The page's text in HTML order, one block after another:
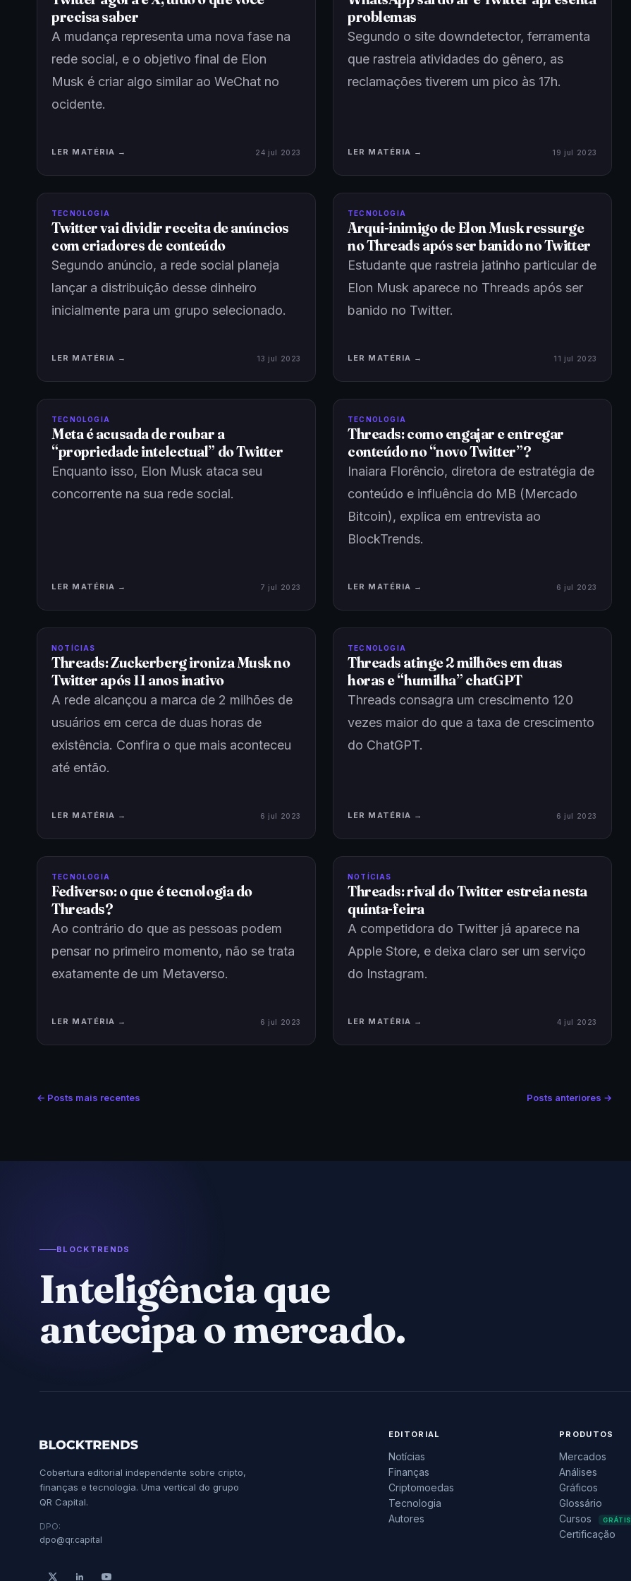
precisa saber
A mudança representa uma nova fase na
rede social, e o objetivo final de Elon
Musk é criar algo similar ao WeChat no
ocidente.
LER MATÉRIA → 24 jul 2023
problemas
Segundo o site downdetector, ferramenta
que rastreia atividades do gênero, as
reclamações tiverem um pico às 17h.
LER MATÉRIA → 19 jul 2023
TECNOLOGIA
Twitter vai dividir receita de anúncios
com criadores de conteúdo
Segundo anúncio, a rede social planeja
lançar a distribuição desse dinheiro
inicialmente para um grupo selecionado.
LER MATÉRIA → 13 jul 2023
TECNOLOGIA
Arqui-inimigo de Elon Musk ressurge
no Threads após ser banido no Twitter
Estudante que rastreia jatinho particular de
Elon Musk aparece no Threads após ser
banido no Twitter.
LER MATÉRIA → 11 jul 2023
TECNOLOGIA
Meta é acusada de roubar a
“propriedade intelectual” do Twitter
Enquanto isso, Elon Musk ataca seu
concorrente na sua rede social.
LER MATÉRIA → 7 jul 2023
TECNOLOGIA
Threads: como engajar e entregar
conteúdo no “novo Twitter”?
Inaiara Florêncio, diretora de estratégia de
conteúdo e influência do MB (Mercado
Bitcoin), explica em entrevista ao
BlockTrends.
LER MATÉRIA → 6 jul 2023
NOTÍCIAS
Threads: Zuckerberg ironiza Musk no
Twitter após 11 anos inativo
A rede alcançou a marca de 2 milhões de
usuários em cerca de duas horas de
existência. Confira o que mais aconteceu
até então.
LER MATÉRIA → 6 jul 2023
TECNOLOGIA
Threads atinge 2 milhões em duas
horas e “humilha” chatGPT
Threads consagra um crescimento 120
vezes maior do que a taxa de crescimento
do ChatGPT.
LER MATÉRIA → 6 jul 2023
TECNOLOGIA
Fediverso: o que é tecnologia do
Threads?
Ao contrário do que as pessoas podem
pensar no primeiro momento, não se trata
exatamente de um Metaverso.
LER MATÉRIA → 6 jul 2023
NOTÍCIAS
Threads: rival do Twitter estreia nesta
quinta-feira
A competidora do Twitter já aparece na
Apple Store, e deixa claro ser um serviço
do Instagram.
LER MATÉRIA → 4 jul 2023
← Posts mais recentes Posts anteriores →
BLOCKTRENDS
Inteligência que
antecipa o mercado.
Cobertura editorial independente sobre cripto,
finanças e tecnologia. Uma vertical do grupo
QR Capital.
DPO:
dpo@qr.capital
EDITORIAL
Notícias
Finanças
Criptomoedas
Tecnologia
Autores
PRODUTOS
Mercados
Análises
Gráficos
Glossário
Cursos
GRÁTIS
Certificação